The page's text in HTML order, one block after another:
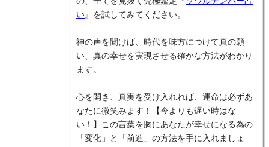
い 』を試してみてください。
神の声を聞けば、時代を味方につけて真の願
い、真の幸せを実現させる確かな方法がわかり
ます。
心を開き、真実を受け入れれば、運命は必ずあ
なたに微笑みます！【今よりも遅い時はな
い！】この言葉を胸にあなたが幸せになる為の
「変化」と「前進」の方法を手に入れましょ